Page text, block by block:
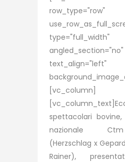
row_type="row"
type="full_width"
angled_section="no"
text_align="left"
[vc_column]
spettacolari
nazionale Ctm
(Herzschlag x
Rainer),